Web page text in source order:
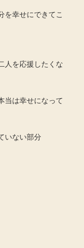
を幸せにできてこ
人を応援したくな
当は幸せになって
いない部分